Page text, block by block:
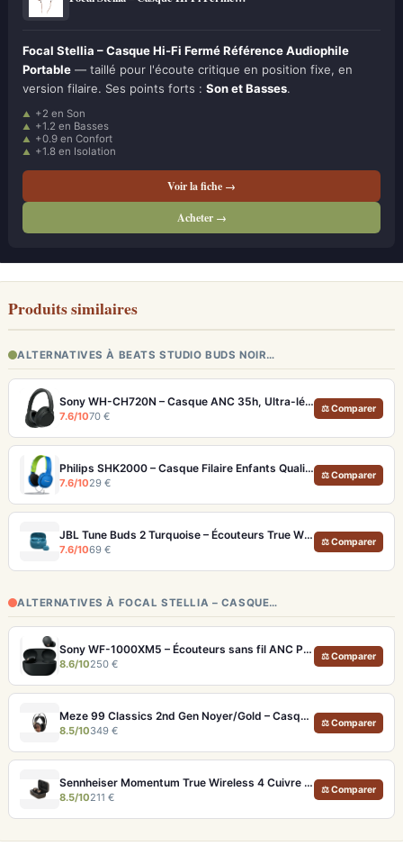
Focal Stellia – Casque Hi-Fi Fermé Référence Audiophile
Portable — taillé pour l'écoute critique en position fixe, en
version filaire. Ses points forts : Son et Basses.
+2 en Son
+1.2 en Basses
+0.9 en Confort
+1.8 en Isolation
Voir la fiche →
Acheter →
Produits similaires
ALTERNATIVES À BEATS STUDIO BUDS NOIR…
Sony WH-CH720N – Casque ANC 35h, Ultra-léger (192g) avec Processeur V1
7.6/1070 €
⚖ Comparer
Philips SHK2000 – Casque Filaire Enfants Qualité Audio 85dB (99dB Sensibilité)
7.6/1029 €
⚖ Comparer
JBL Tune Buds 2 Turquoise – Écouteurs True Wireless avec ANC et autonomie 48h
7.6/1069 €
⚖ Comparer
ALTERNATIVES À FOCAL STELLIA – CASQUE…
Sony WF-1000XM5 – Écouteurs sans fil ANC Premium et LDAC
8.6/10250 €
⚖ Comparer
Meze 99 Classics 2nd Gen Noyer/Gold – Casque Hi-Fi bois artisanal et son balancé
8.5/10349 €
⚖ Comparer
Sennheiser Momentum True Wireless 4 Cuivre – Écouteurs audiophiles aptX Lossless et ANC adaptatif
8.5/10211 €
⚖ Comparer